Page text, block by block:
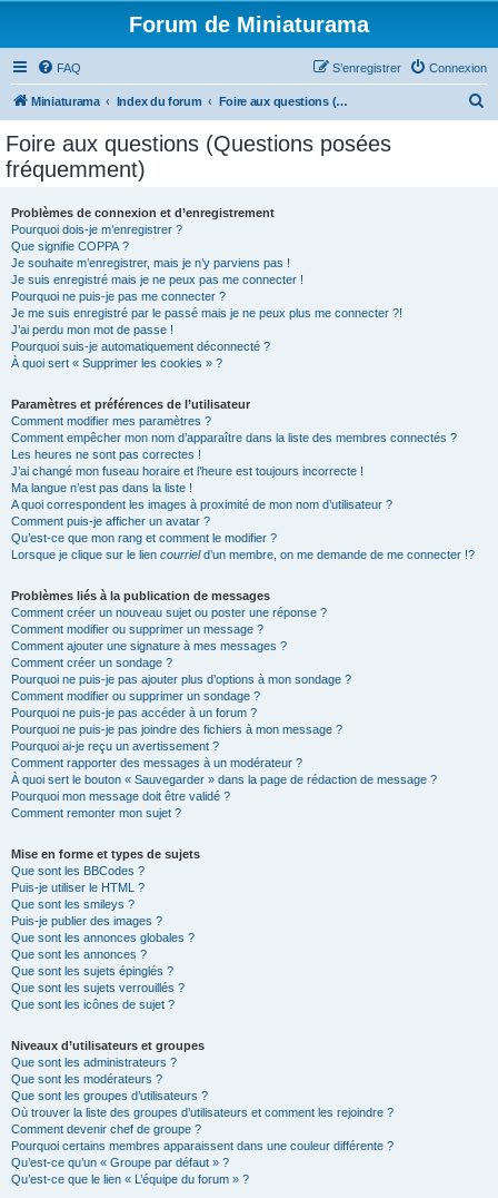
Forum de Miniaturama
FAQ Connexion
S’enregistrer
Miniaturama Index du forum Foire aux questions (Questions posées fréquemment)
Foire aux questions (Questions posées
fréquemment)
Problèmes de connexion et d’enregistrement
Pourquoi dois-je m’enregistrer ?
Que signifie COPPA ?
Je souhaite m’enregistrer, mais je n’y parviens pas !
Je suis enregistré mais je ne peux pas me connecter !
Pourquoi ne puis-je pas me connecter ?
Je me suis enregistré par le passé mais je ne peux plus me connecter ?!
J’ai perdu mon mot de passe !
Pourquoi suis-je automatiquement déconnecté ?
À quoi sert « Supprimer les cookies » ?
Paramètres et préférences de l’utilisateur
Comment modifier mes paramètres ?
Comment empêcher mon nom d’apparaître dans la liste des membres connectés ?
Les heures ne sont pas correctes !
J’ai changé mon fuseau horaire et l’heure est toujours incorrecte !
Ma langue n’est pas dans la liste !
A quoi correspondent les images à proximité de mon nom d’utilisateur ?
Comment puis-je afficher un avatar ?
Qu’est-ce que mon rang et comment le modifier ?
Lorsque je clique sur le lien courrield’un membre, on me demande de me connecter !?
Problèmes liés à la publication de messages
Comment créer un nouveau sujet ou poster une réponse ?
Comment modifier ou supprimer un message ?
Comment ajouter une signature à mes messages ?
Comment créer un sondage ?
Pourquoi ne puis-je pas ajouter plus d’options à mon sondage ?
Comment modifier ou supprimer un sondage ?
Pourquoi ne puis-je pas accéder à un forum ?
Pourquoi ne puis-je pas joindre des fichiers à mon message ?
Pourquoi ai-je reçu un avertissement ?
Comment rapporter des messages à un modérateur ?
À quoi sert le bouton « Sauvegarder » dans la page de rédaction de message ?
Pourquoi mon message doit être validé ?
Comment remonter mon sujet ?
Mise en forme et types de sujets
Que sont les BBCodes ?
Puis-je utiliser le HTML ?
Que sont les smileys ?
Puis-je publier des images ?
Que sont les annonces globales ?
Que sont les annonces ?
Que sont les sujets épinglés ?
Que sont les sujets verrouillés ?
Que sont les icônes de sujet ?
Niveaux d’utilisateurs et groupes
Que sont les administrateurs ?
Que sont les modérateurs ?
Que sont les groupes d’utilisateurs ?
Où trouver la liste des groupes d’utilisateurs et comment les rejoindre ?
Comment devenir chef de groupe ?
Pourquoi certains membres apparaissent dans une couleur différente ?
Qu’est-ce qu’un « Groupe par défaut » ?
Qu’est-ce que le lien « L’équipe du forum » ?